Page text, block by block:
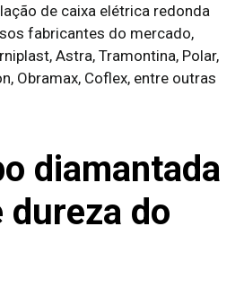
de caixa elétrica redonda
fabricantes do mercado,
Astra, Tramontina, Polar,
Obramax, Coflex, entre outras
diamantada
dureza do